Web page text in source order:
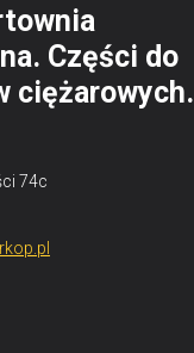
Części do
ciężarowych.
74c